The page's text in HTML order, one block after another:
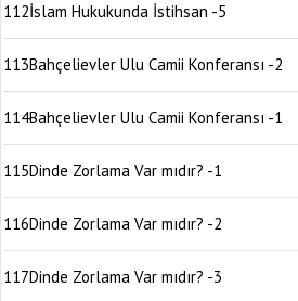
112İslam Hukukunda İstihsan -5
113Bahçelievler Ulu Camii Konferansı -2
114Bahçelievler Ulu Camii Konferansı -1
115Dinde Zorlama Var mıdır? -1
116Dinde Zorlama Var mıdır? -2
117Dinde Zorlama Var mıdır? -3